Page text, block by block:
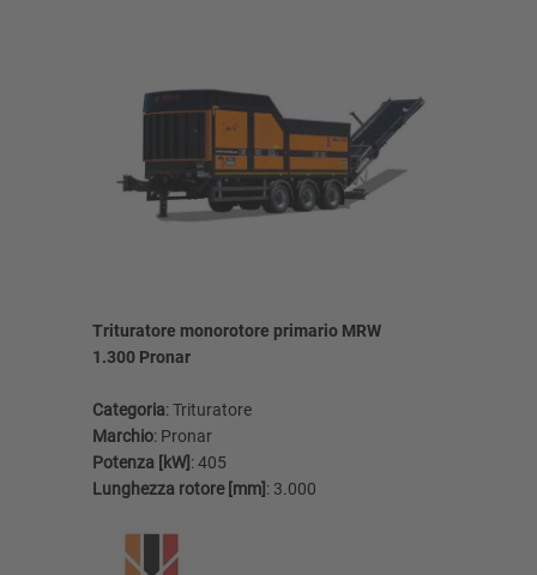
Trituratore monorotore primario MRW
1.300 Pronar
Categoria: Trituratore
Marchio: Pronar
Potenza [kW]: 405
Lunghezza rotore [mm]: 3.000